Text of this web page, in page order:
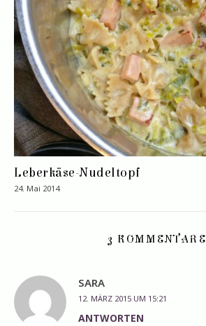
Leberkäse-Nudeltopf
24. Mai 2014
3 KOMMENTARE
SARA
12. MÄRZ 2015 UM 15:21
ANTWORTEN